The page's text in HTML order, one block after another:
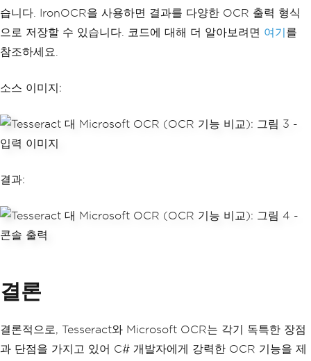
습니다. IronOCR을 사용하면 결과를 다양한 OCR 출력 형식
으로 저장할 수 있습니다. 코드에 대해 더 알아보려면 여기 를
참조하세요.
소스 이미지:
결과:
결론
결론적으로, Tesseract와 Microsoft OCR는 각기 독특한 장점
과 단점을 가지고 있어 C# 개발자에게 강력한 OCR 기능을 제